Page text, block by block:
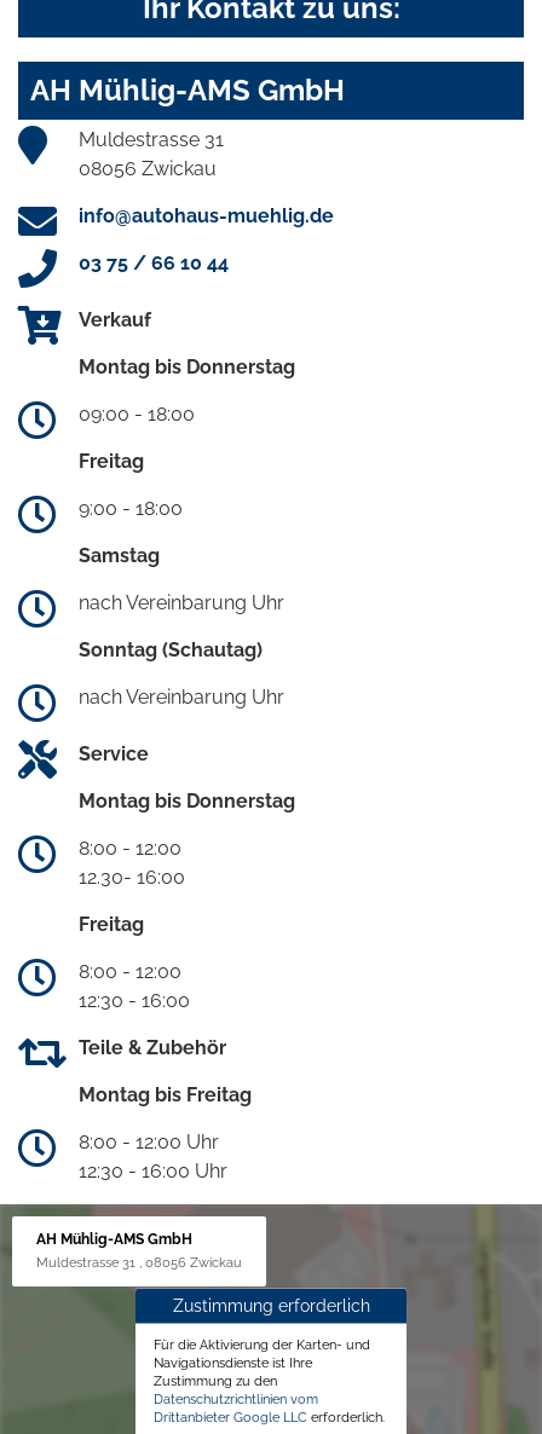
Ihr Kontakt zu uns:
AH Mühlig-AMS GmbH
Muldestrasse 31
08056 Zwickau
info@autohaus-muehlig.de
03 75 / 66 10 44
Verkauf
Montag bis Donnerstag
09:00 - 18:00
Freitag
9:00 - 18:00
Samstag
nach Vereinbarung Uhr
Sonntag (Schautag)
nach Vereinbarung Uhr
Service
Montag bis Donnerstag
8:00 - 12:00
12.30- 16:00
Freitag
8:00 - 12:00
12:30 - 16:00
Teile & Zubehör
Montag bis Freitag
8:00 - 12:00 Uhr
12:30 - 16:00 Uhr
AH Mühlig-AMS GmbH
Muldestrasse 31 , 08056 Zwickau
Zustimmung erforderlich
Für die Aktivierung der Karten- und
Navigationsdienste ist Ihre
Zustimmung zu den
Datenschutzrichtlinien vom
Drittanbieter Google LLC erforderlich.